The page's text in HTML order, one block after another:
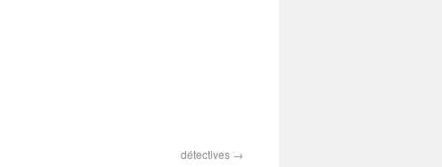
détectives